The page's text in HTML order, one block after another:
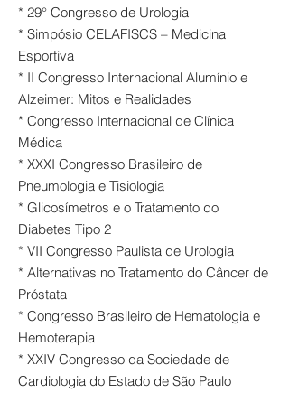
* 29° Congresso de Urologia
* Simpósio CELAFISCS – Medicina
Esportiva
* II Congresso Internacional Alumínio e
Alzeimer: Mitos e Realidades
* Congresso Internacional de Clínica
Médica
* XXXI Congresso Brasileiro de
Pneumologia e Tisiologia
* Glicosímetros e o Tratamento do
Diabetes Tipo 2
* VII Congresso Paulista de Urologia
* Alternativas no Tratamento do Câncer de
Próstata
* Congresso Brasileiro de Hematologia e
Hemoterapia
* XXIV Congresso da Sociedade de
Cardiologia do Estado de São Paulo